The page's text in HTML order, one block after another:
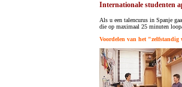
Internationale studenten
Als u een talencurus in Spanje
die op maximaal 25 minuten
Voordelen van het "zelfstandig